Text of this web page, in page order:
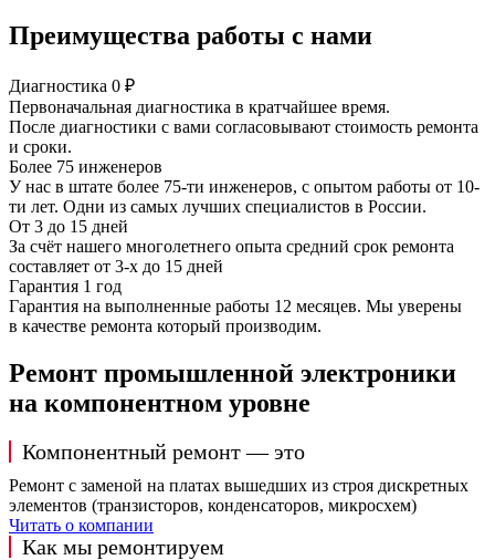
Преимущества работы с нами
Диагностика 0 ₽
Первоначальная диагностика в кратчайшее время.
После диагностики с вами согласовывают стоимость ремонта
и сроки.
Более 75 инженеров
У нас в штате более 75-ти инженеров, с опытом работы от 10-
ти лет. Одни из самых лучших специалистов в России.
От 3 до 15 дней
За счёт нашего многолетнего опыта средний срок ремонта
составляет от 3-х до 15 дней
Гарантия 1 год
Гарантия на выполненные работы 12 месяцев. Мы уверены
в качестве ремонта который производим.
Ремонт промышленной электроники
на компонентном уровне
Компонентный ремонт — это
Ремонт с заменой на платах вышедших из строя дискретных
элементов (транзисторов, конденсаторов, микросхем)
Читать о компании
Как мы ремонтируем